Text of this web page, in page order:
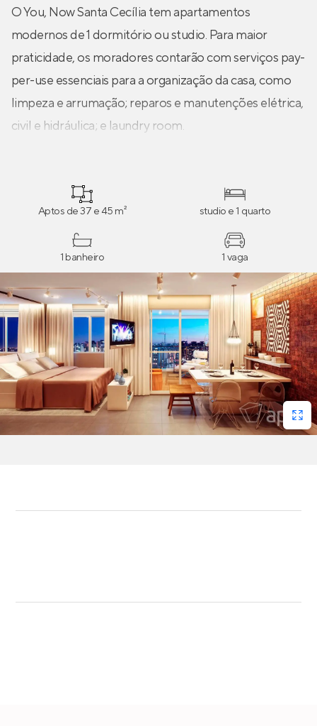
O You, Now Santa Cecília tem apartamentos
modernos de 1 dormitório ou studio. Para maior
praticidade, os moradores contarão com serviços pay-
per-use essenciais para a organização da casa, como
limpeza e arrumação; reparos e manutenções elétrica,
civil e hidráulica; e laundry room.
Aptos de 37 e 45 m² studio e 1 quarto
1 banheiro 1 vaga